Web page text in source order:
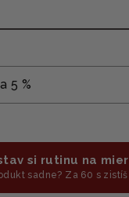
5 %
si rutinu na
sadne? Za 60 s